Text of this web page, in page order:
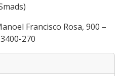
Francisco Rosa, 900 –
270